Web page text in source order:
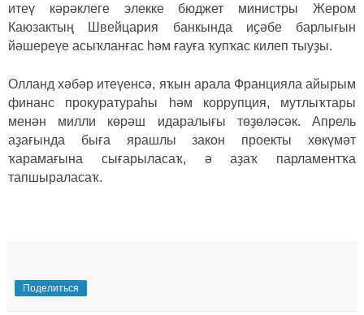
итеү кәрәклеге элекке бюджет министры Жером
Каюзактың Швейцария банкында иҫәбе барлығын
йәшереүе асыҡланғас һәм ғауға ҡупҡас килеп тыуҙы.
Олланд хәбәр итеүенсә, яҡын арала Францияла айырым
финанс прокуратураһы һәм коррупция, мутлыҡтары
менән милли көрәш идаралығы төҙөләсәк. Апрель
аҙағында быға ярашлы закон проекты хөкүмәт
ҡарамағына сығарыласаҡ, ә аҙаҡ парламентҡа
тапшыраласаҡ.
Поделиться